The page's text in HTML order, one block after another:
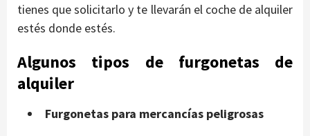
tienes que solicitarlo y te llevarán el coche de alquiler
estés donde estés.
Algunos tipos de furgonetas de
alquiler
Furgonetas para mercancías peligrosas